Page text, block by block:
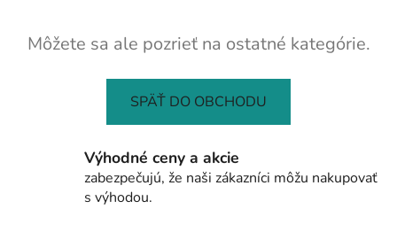
Môžete sa ale pozrieť na ostatné kategórie.
SPÄŤ DO OBCHODU
Výhodné ceny a akcie
zabezpečujú, že naši zákazníci môžu nakupovať
s výhodou.